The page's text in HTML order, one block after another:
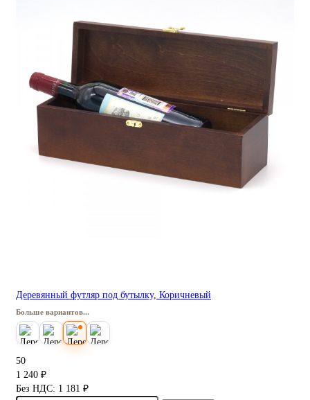
Деревянный футляр под бутылку, Коричневый
Больше вариантов...
50
1 240 ₽
Без НДС: 1 181 ₽